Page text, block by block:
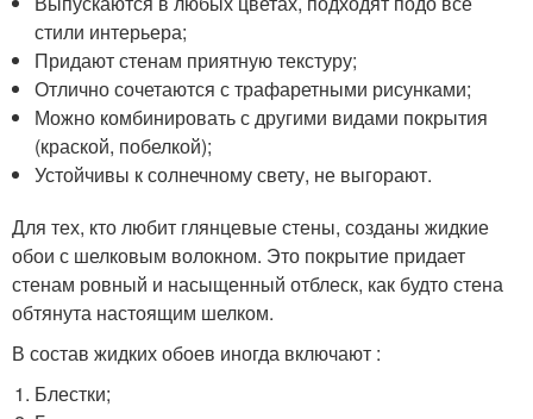
стили интерьера;
Придают стенам приятную текстуру;
Отлично сочетаются с трафаретными рисунками;
Можно комбинировать с другими видами покрытия
(краской, побелкой);
Устойчивы к солнечному свету, не выгорают.
Для тех, кто любит глянцевые стены, созданы жидкие
обои с шелковым волокном. Это покрытие придает
стенам ровный и насыщенный отблеск, как будто стена
обтянута настоящим шелком.
В состав жидких обоев иногда включают :
Блестки;